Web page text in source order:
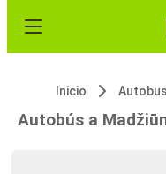
Inicio Autobus
Autobús a